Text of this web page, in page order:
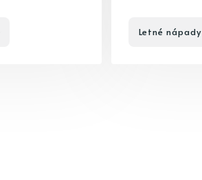
Letné nápady